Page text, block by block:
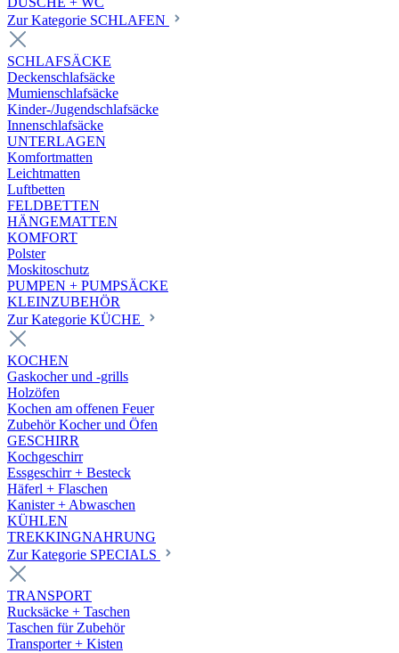
Zur Kategorie SCHLAFEN
SCHLAFSÄCKE
Deckenschlafsäcke
Mumienschlafsäcke
Kinder-/Jugendschlafsäcke
Innenschlafsäcke
UNTERLAGEN
Komfortmatten
Leichtmatten
Luftbetten
FELDBETTEN
HÄNGEMATTEN
KOMFORT
Polster
Moskitoschutz
PUMPEN + PUMPSÄCKE
KLEINZUBEHÖR
Zur Kategorie KÜCHE
KOCHEN
Gaskocher und -grills
Holzöfen
Kochen am offenen Feuer
Zubehör Kocher und Öfen
GESCHIRR
Kochgeschirr
Essgeschirr + Besteck
Häferl + Flaschen
Kanister + Abwaschen
KÜHLEN
TREKKINGNAHRUNG
Zur Kategorie SPECIALS
TRANSPORT
Rucksäcke + Taschen
Taschen für Zubehör
Transporter + Kisten